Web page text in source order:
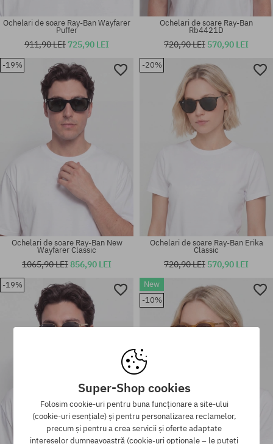
Mărimi existente:
Mărimi existente:
Mărimi existente:
Ochelari de soare Ray-Ban Wayfarer
Puffer
911,90 LEI 725,90 LEI
Mărimi existente:
56
Ochelari de soare Ray-Ban
Rb4421D
720,90 LEI 570,90 LEI
-19%
Ochelari de soare Ray-Ban New
Wayfarer Classic
1065,90 LEI856,90 LEI
-20%
Ochelari de soare Ray-Ban Erika
Classic
720,90 LEI 570,90 LEI
-19%
New
-10%
Super-Shop cookies
Folosim cookie-uri pentru buna funcționare a site-ului
(cookie-uri esențiale) și pentru personalizarea reclamelor,
precum și pentru a crea servicii și oferte adaptate
intereselor dumneavoastră (cookie-uri opționale – le puteți